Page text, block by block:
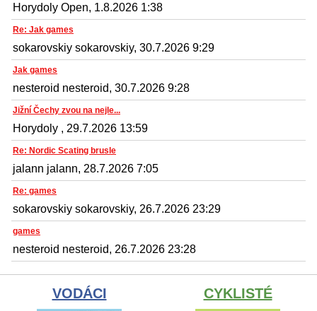
Horydoly Open, 1.8.2026 1:38
Re: Jak games
sokarovskiy sokarovskiy, 30.7.2026 9:29
Jak games
nesteroid nesteroid, 30.7.2026 9:28
Jižní Čechy zvou na nejle...
Horydoly , 29.7.2026 13:59
Re: Nordic Scating brusle
jalann jalann, 28.7.2026 7:05
Re: games
sokarovskiy sokarovskiy, 26.7.2026 23:29
games
nesteroid nesteroid, 26.7.2026 23:28
VODÁCI CYKLISTÉ